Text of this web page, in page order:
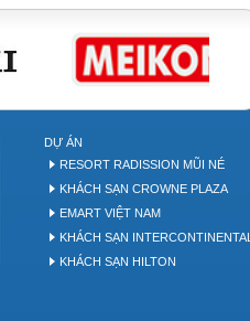
DỰ ÁN
RESORT RADISSION MŨI NÉ
KHÁCH SẠN CROWNE PLAZA
EMART VIỆT NAM
KHÁCH SẠN INTERCONTINENTAL
KHÁCH SẠN HILTON